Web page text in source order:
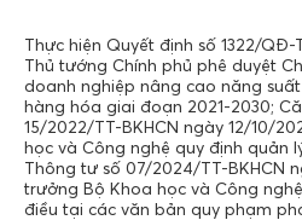
Thực hiện Quyết định số 1322/
Thủ tướng Chính phủ phê duyệt
doanh nghiệp nâng cao năng
hàng hóa giai đoạn 2021-2030;
15/2022/TT-BKHCN ngày 12/10/
học và Công nghệ quy định quản
Thông tư số 07/2024/TT-BKHCN
trưởng Bộ Khoa học và Công
điều tại các văn bản quy phạm